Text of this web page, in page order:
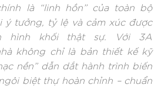
là “linh hồn” của toàn bộ
ý tưởng, tỷ lệ và cảm xúc được
hình khối thật sự. Với 3A
không chỉ là bản thiết kế kỹ
nền” dẫn dắt hành trình biến
biệt thự hoàn chỉnh – chuẩn